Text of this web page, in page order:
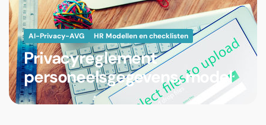
AI-Privacy-AVG HR Modellen en checklisten
Privacyreglement
personeelsgegevens, model